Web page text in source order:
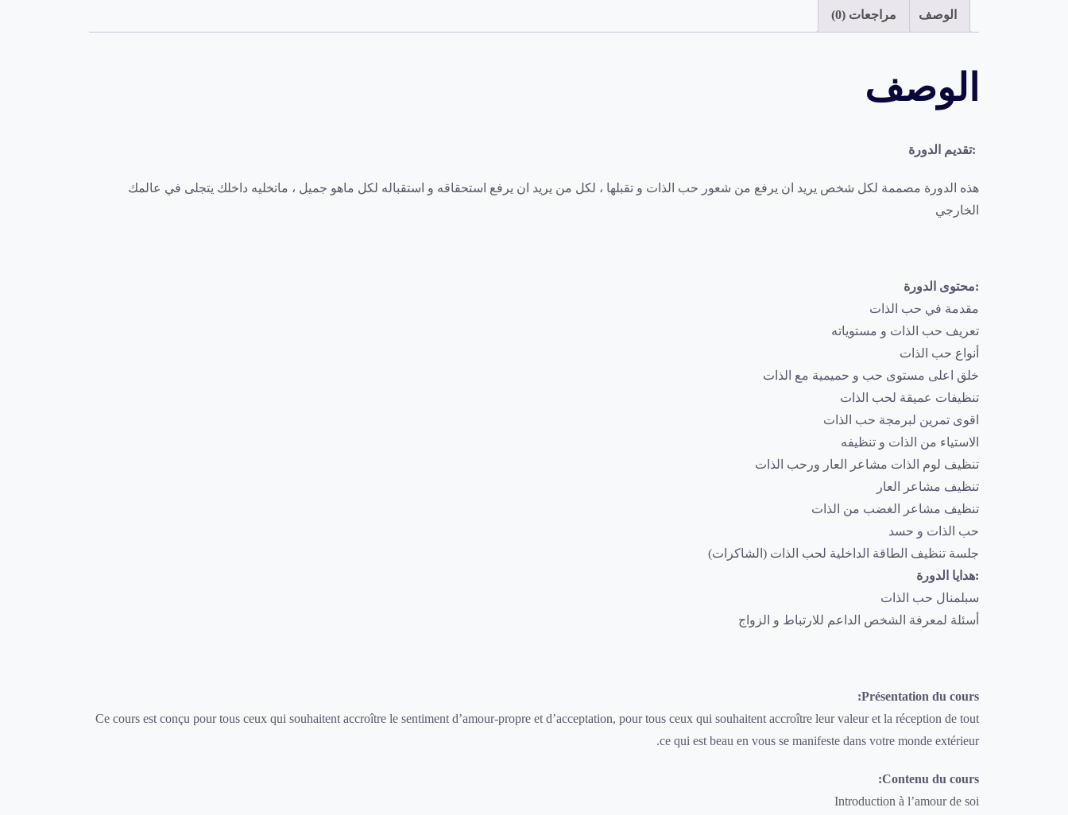
الوصف مراجعات (0)
الوصف
:تقديم الدورة
هذه الدورة مصممة لكل شخص يريد ان يرفع من شعور حب الذات و تقبلها ، لكل من يريد ان يرفع استحقاقه و استقباله لكل ماهو جميل ، ماتخليه داخلك يتجلى في عالمك
الخارجي
:محتوى الدورة
مقدمة في حب الذات
تعريف حب الذات و مستوياته
أنواع حب الذات
خلق اعلى مستوى حب و حميمية مع الذات
تنظيفات عميقة لحب الذات
اقوى تمرين لبرمجة حب الذات
الاستياء من الذات و تنظيفه
تنظيف لوم الذات مشاعر العار ورحب الذات
تنظيف مشاعر العار
تنظيف مشاعر الغضب من الذات
حب الذات و حسد
جلسة تنظيف الطاقة الداخلية لحب الذات (الشاكرات)
:هدايا الدورة
سبلمنال حب الذات
أسئلة لمعرفة الشخص الداعم للارتباط و الزواج
Présentation du cours:
Ce cours est conçu pour tous ceux qui souhaitent accroître le sentiment d’amour-propre et d’acceptation, pour tous ceux qui souhaitent accroître leur valeur et la réception de tout
ce qui est beau en vous se manifeste dans votre monde extérieur.
Contenu du cours:
Introduction à l’amour de soi